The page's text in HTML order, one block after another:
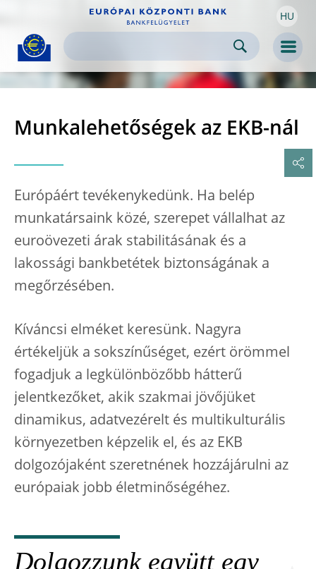
Skip to
content HU
Munkalehetőségek az EKB-nál
Dolgozzunk együtt egy
Európáért tevékenykedünk. Ha belép
munkatársaink közé, szerepet vállalhat az
euroövezeti árak stabilitásának és a
lakossági bankbetétek biztonságának a
megőrzésében.
Kíváncsi elméket keresünk. Nagyra
értékeljük a sokszínűséget, ezért örömmel
fogadjuk a legkülönbözőbb hátterű
jelentkezőket, akik szakmai jövőjüket
dinamikus, adatvezérelt és multikulturális
környezetben képzelik el, és az EKB
dolgozójaként szeretnének hozzájárulni az
európaiak jobb életminőségéhez.